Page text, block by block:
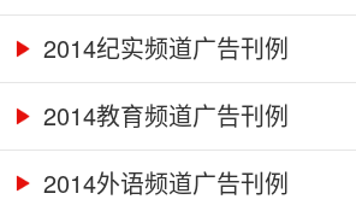
2014纪实频道广告刊例
2014教育频道广告刊例
2014外语频道广告刊例